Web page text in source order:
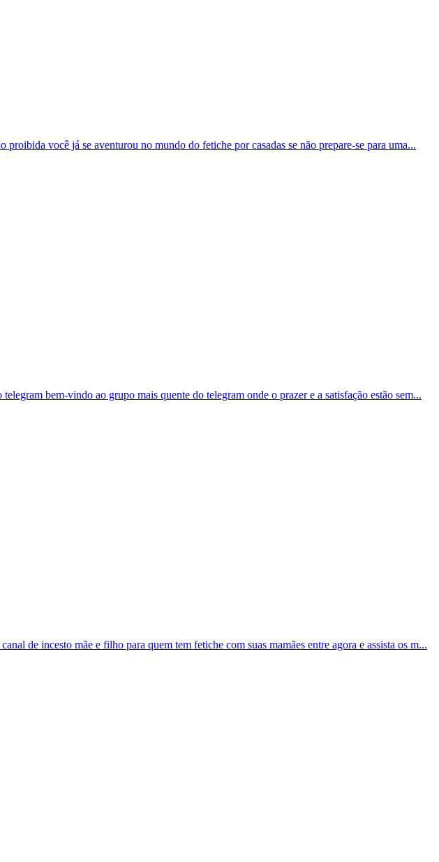
proibida você já se aventurou no mundo do fetiche por casadas se não prepare-se para uma...
bem-vindo ao grupo mais quente do telegram onde o prazer e a satisfação estão sem...
de incesto mãe e filho para quem tem fetiche com suas mamães entre agora e assista os m...